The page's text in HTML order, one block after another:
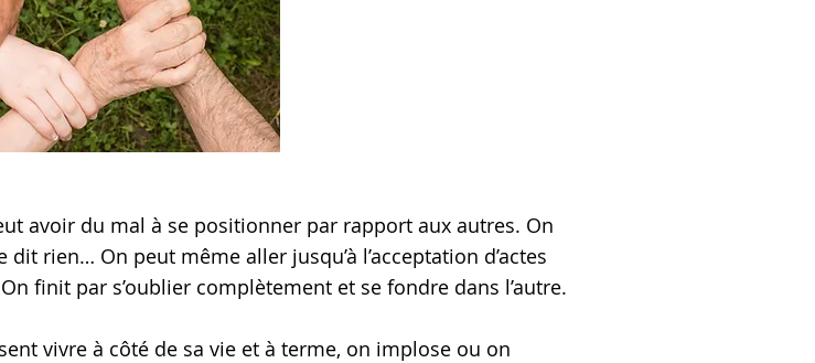
avoir du mal à se positionner par rapport aux autres. On
rien… On peut même aller jusqu’à l’acceptation d’actes
finit par s’oublier complètement et se fondre dans l’autre.
vivre à côté de sa vie et à terme, on implose ou on